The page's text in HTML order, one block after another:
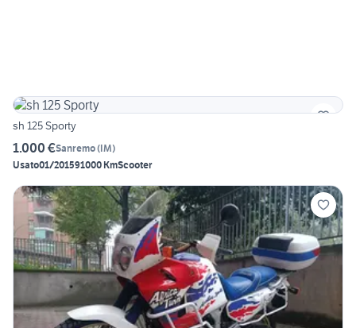
sh 125 Sporty
1.000 €Sanremo(IM)
Usato01/201591000 KmScooter